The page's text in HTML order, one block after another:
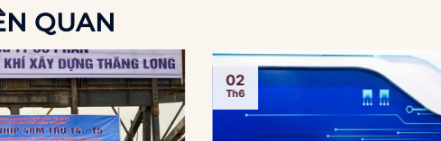
QUAN
02
Th6